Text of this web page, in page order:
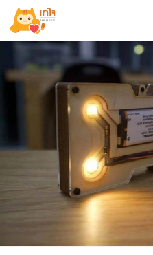
รู้จักเทใจ
โครงการ
เกี่ยวกับเรา
แฟนคลับศิลปิน
FAQ ผู้บริจาค